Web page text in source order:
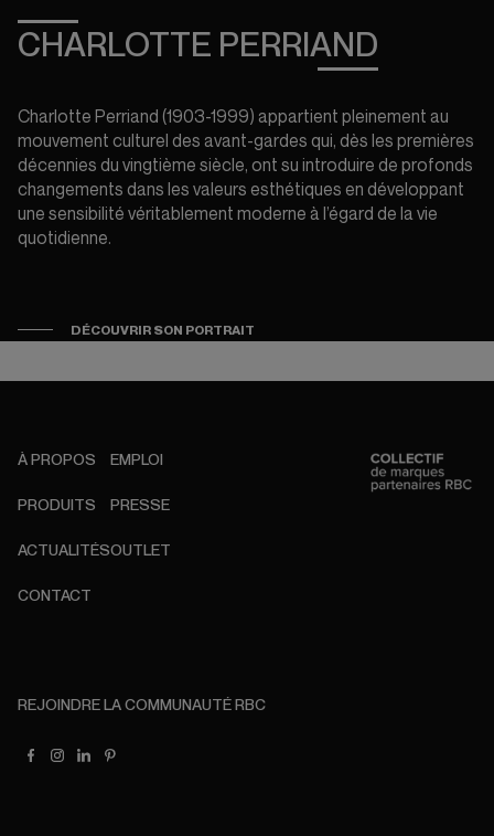
CHARLOTTE PERRIAND
Charlotte Perriand (1903-1999) appartient pleinement au
mouvement culturel des avant-gardes qui, dès les premières
décennies du vingtième siècle, ont su introduire de profonds
changements dans les valeurs esthétiques en développant
une sensibilité véritablement moderne à l’égard de la vie
quotidienne.
DÉCOUVRIR SON PORTRAIT
À PROPOS
PRODUITS
ACTUALITÉS
CONTACT
EMPLOI
PRESSE
OUTLET
REJOINDRE LA COMMUNAUTÉ RBC